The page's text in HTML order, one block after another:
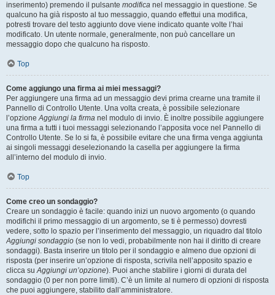
inserimento) premendo il pulsante modifica nel messaggio in questione. Se
qualcuno ha già risposto al tuo messaggio, quando effettui una modifica,
potresti trovare del testo aggiunto dove viene indicato quante volte l’hai
modificato. Un utente normale, generalmente, non può cancellare un
messaggio dopo che qualcuno ha risposto.
Top
Come aggiungo una firma ai miei messaggi?
Per aggiungere una firma ad un messaggio devi prima crearne una tramite il
Pannello di Controllo Utente. Una volta creata, è possibile selezionare
l’opzioneAggiungi la firma nel modulo di invio. È inoltre possibile aggiungere
una firma a tutti i tuoi messaggi selezionando l’apposita voce nel Pannello di
Controllo Utente. Se lo si fa, è possibile evitare che una firma venga aggiunta
ai singoli messaggi deselezionando la casella per aggiungere la firma
all’interno del modulo di invio.
Top
Come creo un sondaggio?
Creare un sondaggio è facile: quando inizi un nuovo argomento (o quando
modifichi il primo messaggio di un argomento, se ti è permesso) dovresti
vedere, sotto lo spazio per l’inserimento del messaggio, un riquadro dal titolo
Aggiungi sondaggio (se non lo vedi, probabilmente non hai il diritto di creare
sondaggi). Basta inserire un titolo per il sondaggio e almeno due opzioni di
risposta (per inserire un’opzione di risposta, scrivila nell’apposito spazio e
clicca suAggiungi un’opzione). Puoi anche stabilire i giorni di durata del
sondaggio (0 per non porre limiti). C’è un limite al numero di opzioni di risposta
che puoi aggiungere, stabilito dall’amministratore.